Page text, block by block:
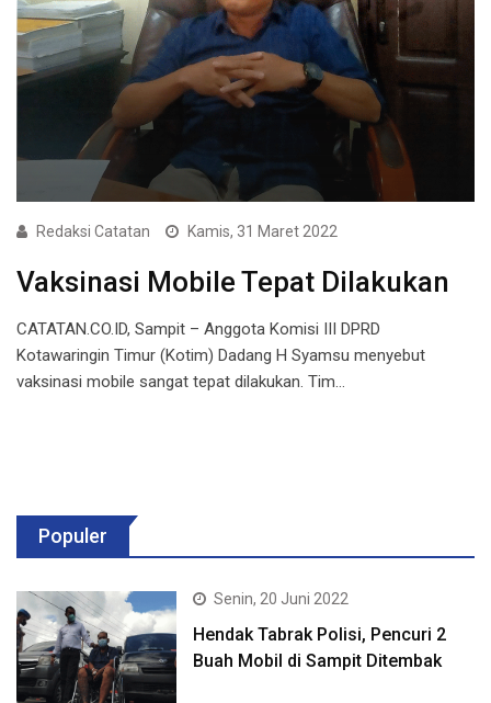
Redaksi Catatan Kamis, 31 Maret 2022
Vaksinasi Mobile Tepat Dilakukan
CATATAN.CO.ID, Sampit – Anggota Komisi III DPRD
Kotawaringin Timur (Kotim) Dadang H Syamsu menyebut
vaksinasi mobile sangat tepat dilakukan. Tim…
Populer
Senin, 20 Juni 2022
Hendak Tabrak Polisi, Pencuri 2
Buah Mobil di Sampit Ditembak